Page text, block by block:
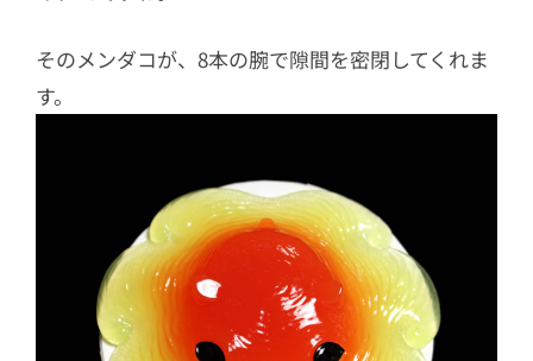
そのメンダコが、8本の腕で隙間を密閉してくれま
す。